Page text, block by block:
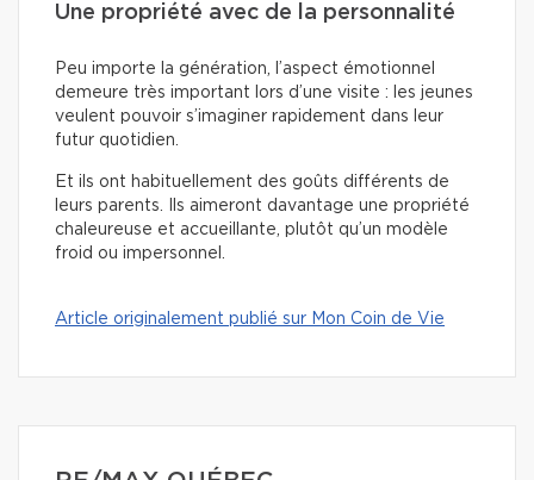
Une propriété avec de la personnalité
Peu importe la génération, l’aspect émotionnel
demeure très important lors d’une visite : les jeunes
veulent pouvoir s’imaginer rapidement dans leur
futur quotidien.
Et ils ont habituellement des goûts différents de
leurs parents. Ils aimeront davantage une propriété
chaleureuse et accueillante, plutôt qu’un modèle
froid ou impersonnel.
Article originalement publié sur Mon Coin de Vie